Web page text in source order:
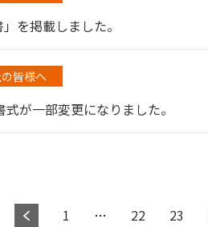
を掲載しました。
皆様へ
式が一部変更になりました。
1 … 22 23